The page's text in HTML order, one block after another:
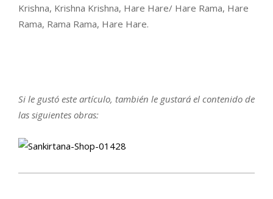
Krishna, Krishna Krishna, Hare Hare/ Hare Rama, Hare
Rama, Rama Rama, Hare Hare.
Si le gustó este artículo, también le gustará el contenido de
las siguientes obras: